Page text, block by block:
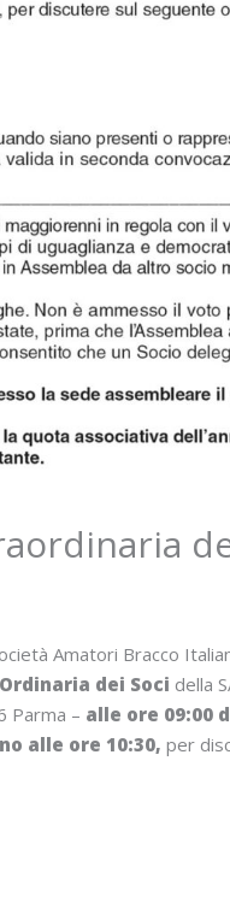
Amatori Bracco
dei Soci della
Parma – alle ore 09:00
alle ore 10:30, per